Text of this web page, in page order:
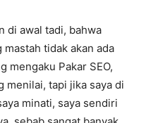
di awal tadi, bahwa
tidak akan ada
mengaku Pakar SEO,
menilai, tapi jika saya di
minati, saya sendiri